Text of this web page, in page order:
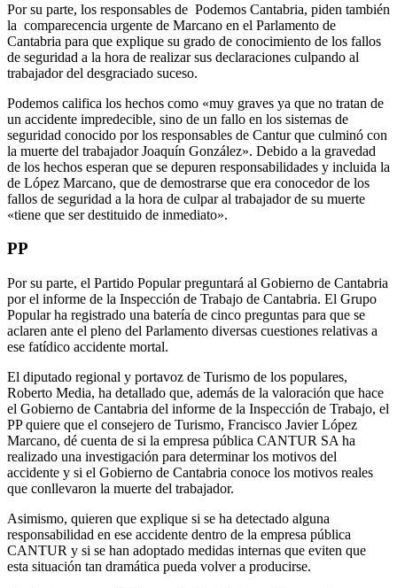
Por su parte, los responsables de Podemos Cantabria, piden también
la comparecencia urgente de Marcano en el Parlamento de
Cantabria para que explique su grado de conocimiento de los fallos
de seguridad a la hora de realizar sus declaraciones culpando al
trabajador del desgraciado suceso.
Podemos califica los hechos como «muy graves ya que no tratan de
un accidente impredecible, sino de un fallo en los sistemas de
seguridad conocido por los responsables de Cantur que culminó con
la muerte del trabajador Joaquín González». Debido a la gravedad
de los hechos esperan que se depuren responsabilidades y incluida la
de López Marcano, que de demostrarse que era conocedor de los
fallos de seguridad a la hora de culpar al trabajador de su muerte
«tiene que ser destituido de inmediato».
PP
Por su parte, el Partido Popular preguntará al Gobierno de Cantabria
por el informe de la Inspección de Trabajo de Cantabria. El Grupo
Popular ha registrado una batería de cinco preguntas para que se
aclaren ante el pleno del Parlamento diversas cuestiones relativas a
ese fatídico accidente mortal.
El diputado regional y portavoz de Turismo de los populares,
Roberto Media, ha detallado que, además de la valoración que hace
el Gobierno de Cantabria del informe de la Inspección de Trabajo, el
PP quiere que el consejero de Turismo, Francisco Javier López
Marcano, dé cuenta de si la empresa pública CANTUR SA ha
realizado una investigación para determinar los motivos del
accidente y si el Gobierno de Cantabria conoce los motivos reales
que conllevaron la muerte del trabajador.
Asimismo, quieren que explique si se ha detectado alguna
responsabilidad en ese accidente dentro de la empresa pública
CANTUR y si se han adoptado medidas internas que eviten que
esta situación tan dramática pueda volver a producirse.